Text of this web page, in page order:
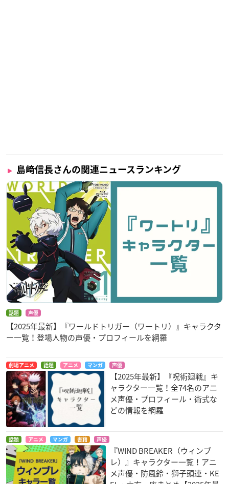
島﨑信長さんの関連ニュースランキング
話題 声優
【2025年最新】『ワールドトリガー（ワートリ）』キャラクタ
ー一覧！登場人物の声優・プロフィールを網羅
劇場アニメ 話題 アニメ マンガ 声優
【2025年最新】『呪術廻戦』キ
ャラクター一覧！全74名のアニ
メ声優・プロフィール・術式な
どの情報を網羅
話題 アニメ マンガ 書籍 声優
『WIND BREAKER（ウィンブ
レ）』キャラクター一覧！アニ
メ声優・防風鈴・獅子頭連・KE